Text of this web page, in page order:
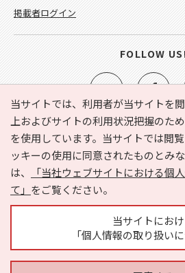
当サイトでは、利用者が当サイトを
上およびサイトの利用状況把握のた
を使用しています。当サイトでは閲
ッキーの使用に同意されたものとみ
は、
「当社ウェブサイトにおける個
て」 をご覧ください。
当サイトにお
「個人情報の取り扱い
e-NAVITA（イーナビタ）とは？ お
利用規約
個人情報の取り扱いにつ
サイトマップ
広告掲載に関す
掲載者ログイン
FOLLOW